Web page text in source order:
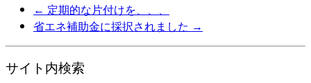
← 定期的な片付けを、、、
省エネ補助金に採択されました →
サイト内検索